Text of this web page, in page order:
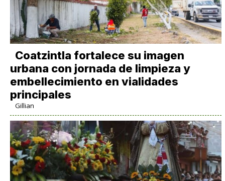
Coatzintla fortalece su imagen
urbana con jornada de limpieza y
embellecimiento en vialidades
principales
Gillian